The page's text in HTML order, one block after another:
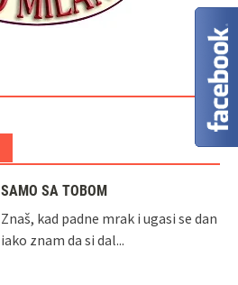
SAMO SA TOBOM
Znaš, kad padne mrak i ugasi se dan
iako znam da si dal...